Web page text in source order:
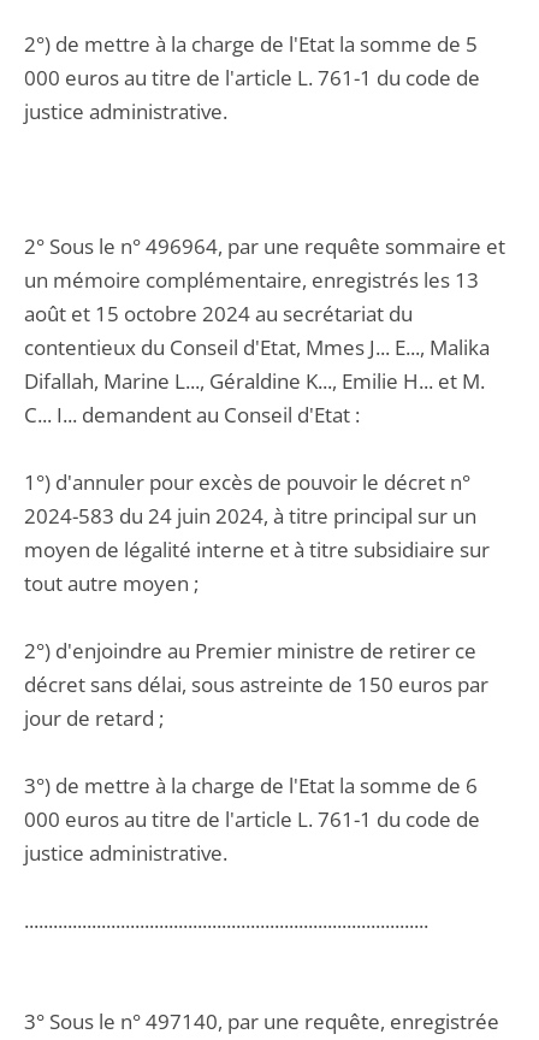
2°) de mettre à la charge de l'Etat la somme de 5
000 euros au titre de l'article L. 761-1 du code de
justice administrative.
2° Sous le n° 496964, par une requête sommaire et
un mémoire complémentaire, enregistrés les 13
août et 15 octobre 2024 au secrétariat du
contentieux du Conseil d'Etat, Mmes J... E..., Malika
Difallah, Marine L..., Géraldine K..., Emilie H... et M.
C... I... demandent au Conseil d'Etat :
1°) d'annuler pour excès de pouvoir le décret n°
2024-583 du 24 juin 2024, à titre principal sur un
moyen de légalité interne et à titre subsidiaire sur
tout autre moyen ;
2°) d'enjoindre au Premier ministre de retirer ce
décret sans délai, sous astreinte de 150 euros par
jour de retard ;
3°) de mettre à la charge de l'Etat la somme de 6
000 euros au titre de l'article L. 761-1 du code de
justice administrative.
....................................................................................
3° Sous le n° 497140, par une requête, enregistrée